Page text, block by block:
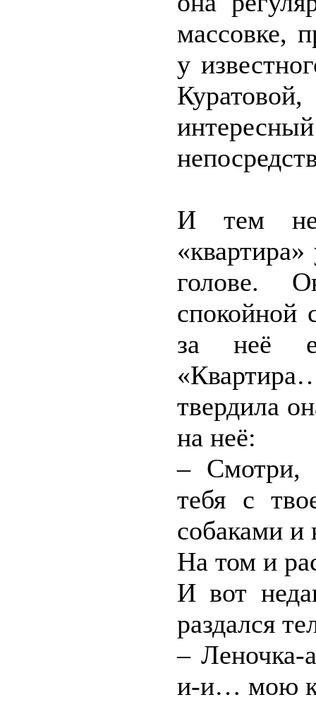
массовке,
у
И тем не
голове.
спокойной
за неё
твердила
на неё:
– Смотри,
тебя с
собаками и
На том и
И вот
раздался
–
и-и… мою